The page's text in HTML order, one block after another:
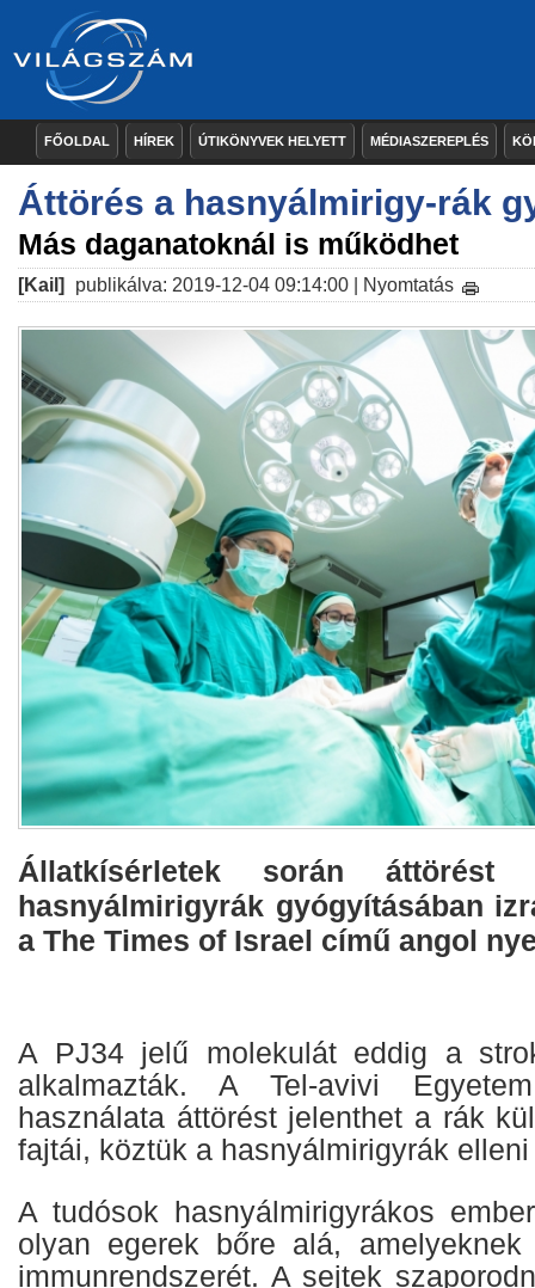
FŐOLDAL HÍREK ÚTIKÖNYVEK HELYETT MÉDIASZEREPLÉS
Áttörés a hasnyálmirigy-rák
Más daganatoknál is működhet
[Kail] publikálva: 2019-12-04 09:14:00 | Nyomtatás
Állatkísérletek során
hasnyálmirigyrák gyógyításában
a The Times of Israel című angol
A PJ34 jelű molekulát eddig a
alkalmazták. A Tel-avivi
használata áttörést jelenthet a rák
fajtái, köztük a hasnyálmirigyrák
A tudósok hasnyálmirigyrákos
olyan egerek bőre alá,
immunrendszerét. A sejtek